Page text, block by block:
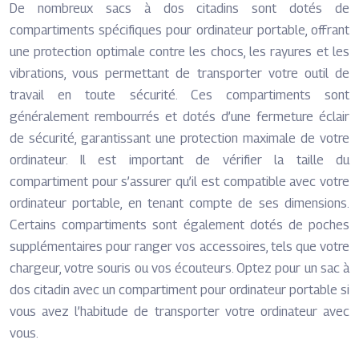
De nombreux sacs à dos citadins sont dotés de
compartiments spécifiques pour ordinateur portable, offrant
une protection optimale contre les chocs, les rayures et les
vibrations, vous permettant de transporter votre outil de
travail en toute sécurité. Ces compartiments sont
généralement rembourrés et dotés d’une fermeture éclair
de sécurité, garantissant une protection maximale de votre
ordinateur. Il est important de vérifier la taille du
compartiment pour s’assurer qu’il est compatible avec votre
ordinateur portable, en tenant compte de ses dimensions.
Certains compartiments sont également dotés de poches
supplémentaires pour ranger vos accessoires, tels que votre
chargeur, votre souris ou vos écouteurs. Optez pour un sac à
dos citadin avec un compartiment pour ordinateur portable si
vous avez l’habitude de transporter votre ordinateur avec
vous.